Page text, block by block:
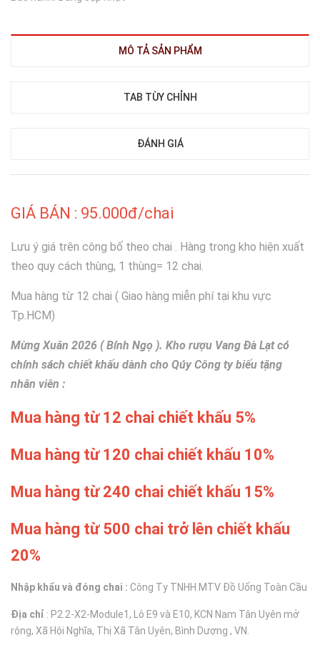
MÔ TẢ SẢN PHẨM
TAB TÙY CHỈNH
ĐÁNH GIÁ
GIÁ BÁN : 95.000đ/chai
Lưu ý giá trên công bố theo chai . Hàng trong kho hiện xuất
theo quy cách thùng, 1 thùng= 12 chai.
Mua hàng từ 12 chai ( Giao hàng miễn phí tại khu vực
Tp.HCM)
Mừng Xuân 2026 ( Bính Ngọ ). Kho rượu Vang Đà Lạt có
chính sách chiết khấu dành cho Qúy Công ty biếu tặng
nhân viên :
Mua hàng từ 12 chai chiết khấu 5%
Mua hàng từ 120 chai chiết khấu 10%
Mua hàng từ 240 chai chiết khấu 15%
Mua hàng từ 500 chai trở lên chiết khấu
20%
Nhập khẩu và đóng chai : Công Ty TNHH MTV Đồ Uống Toàn Cầu
Địa chỉ : P2.2-X2-Module1, Lô E9 và E10, KCN Nam Tân Uyên mở
rộng, Xã Hội Nghĩa, Thị Xã Tân Uyên, Bình Dượng , VN.